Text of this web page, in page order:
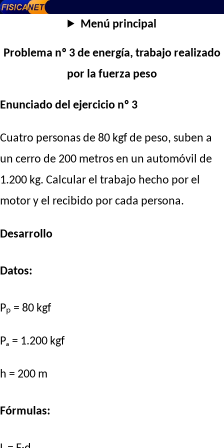
Menú principal
Problema nº 3 de energía, trabajo realizado
por la fuerza peso
Enunciado del ejercicio nº 3
Cuatro personas de 80 kgf de peso, suben a
un cerro de 200 metros en un automóvil de
1.200 kg. Calcular el trabajo hecho por el
motor y el recibido por cada persona.
Desarrollo
Datos:
Pₚ = 80 kgf
Pₐ = 1.200 kgf
h = 200 m
Fórmulas: